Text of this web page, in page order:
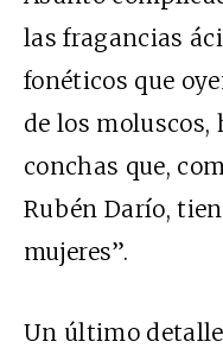
las fragancias
fonéticos que
de los
conchas que,
Rubén Darío,
mujeres”.
Un último